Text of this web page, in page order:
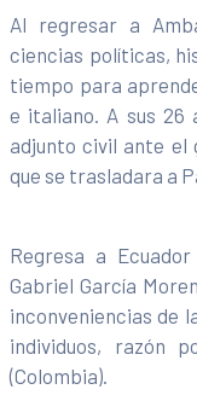
Al regresar a
ciencias políticas,
tiempo para
e italiano. A sus 26
adjunto civil ante el
que se trasladara a
Regresa a
Gabriel García
inconveniencias de
individuos, razón
(Colombia).